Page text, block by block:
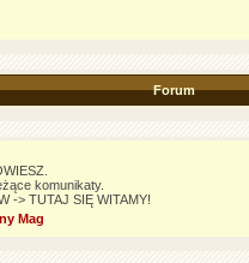
Forum
komunikaty.
-> TUTAJ SIĘ WITAMY!
Mag